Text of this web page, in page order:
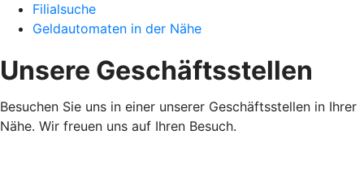
Filialsuche
Geldautomaten in der Nähe
Unsere Geschäftsstellen
Besuchen Sie uns in einer unserer Geschäftsstellen in Ihrer
Nähe. Wir freuen uns auf Ihren Besuch.